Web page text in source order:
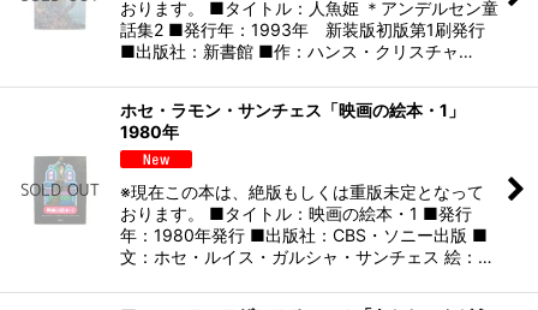
おります。 ■タイトル：人魚姫 ＊アンデルセン童
話集2 ■発行年：1993年 新装版初版第1刷発行
■出版社：新書館 ■作：ハンス・クリスチャ…
ホセ・ラモン・サンチェス「映画の絵本・1」
1980年
※現在この本は、絶版もしくは重版未定となって
おります。 ■タイトル：映画の絵本・1 ■発行
年：1980年発行 ■出版社：CBS・ソニー出版 ■
文：ホセ・ルイス・ガルシャ・サンチェス 絵：…